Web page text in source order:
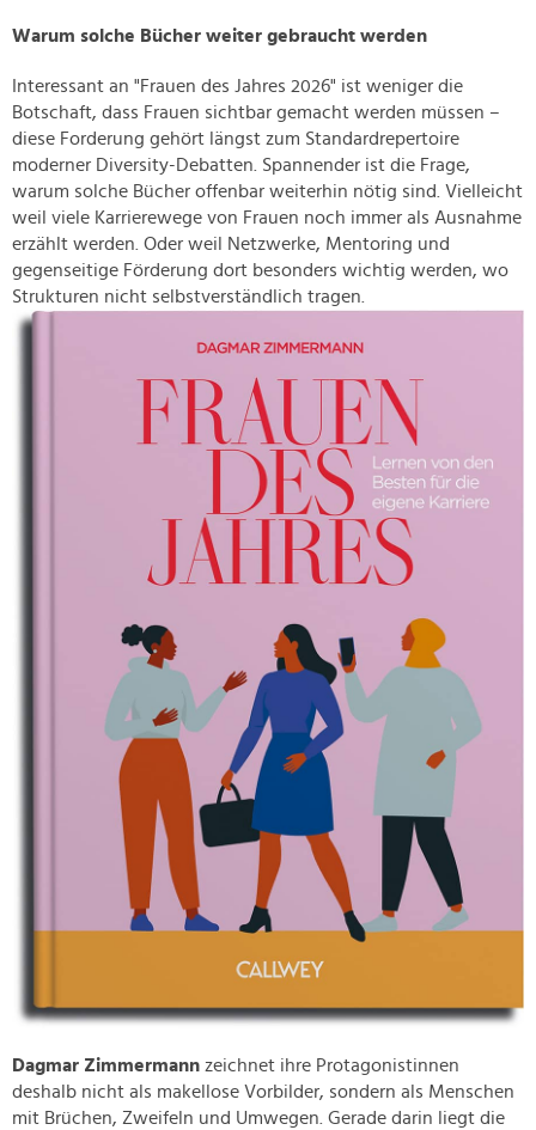
Warum solche Bücher weiter gebraucht werden
Interessant an "Frauen des Jahres 2026" ist weniger die
Botschaft, dass Frauen sichtbar gemacht werden müssen –
diese Forderung gehört längst zum Standardrepertoire
moderner Diversity-Debatten. Spannender ist die Frage,
warum solche Bücher offenbar weiterhin nötig sind. Vielleicht
weil viele Karrierewege von Frauen noch immer als Ausnahme
erzählt werden. Oder weil Netzwerke, Mentoring und
gegenseitige Förderung dort besonders wichtig werden, wo
Strukturen nicht selbstverständlich tragen.
Dagmar Zimmermann zeichnet ihre Protagonistinnen
deshalb nicht als makellose Vorbilder, sondern als Menschen
mit Brüchen, Zweifeln und Umwegen. Gerade darin liegt die